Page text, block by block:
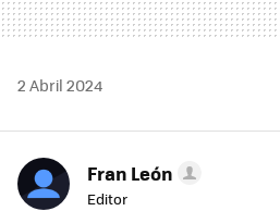
2 Abril 2024
Fran León
Editor